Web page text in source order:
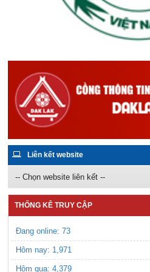
Liên kết website
THỐNG KÊ TRUY CẬP
Đang online: 73
Hôm nay: 1,971
Hôm qua: 4,379